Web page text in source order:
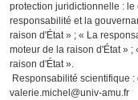
protection juridictionnelle :
responsabilité et la
raison d'État » ; « La
moteur de la raison d'État »
raison d'État ».
Responsabilité scientifique
valerie.michel@univ-amu.fr